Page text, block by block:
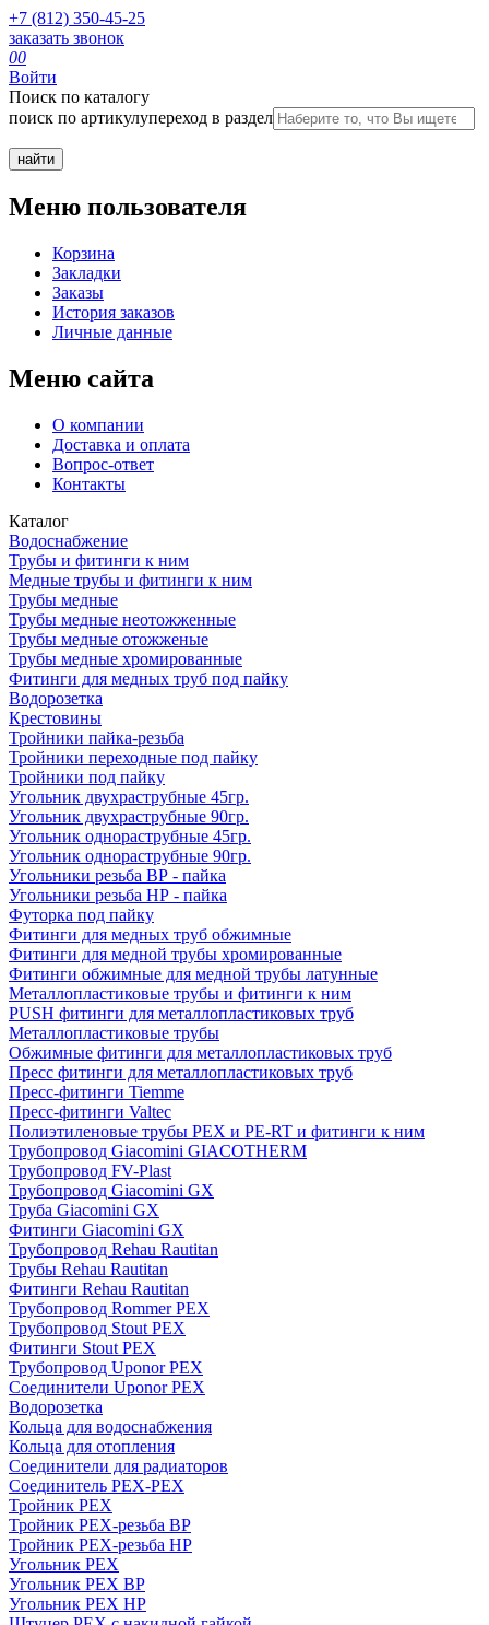
+7 (812) 350-45-25
заказать звонок
00
Войти
Поиск по каталогу
поиск по артикулупереход в раздел
Меню пользователя
Корзина
Закладки
Заказы
История заказов
Личные данные
Меню сайта
О компании
Доставка и оплата
Вопрос-ответ
Контакты
Каталог
Водоснабжение
Трубы и фитинги к ним
Медные трубы и фитинги к ним
Трубы медные
Трубы медные неотожженные
Трубы медные отожженые
Трубы медные хромированные
Фитинги для медных труб под пайку
Водорозетка
Крестовины
Тройники пайка-резьба
Тройники переходные под пайку
Тройники под пайку
Угольник двухраструбные 45гр.
Угольник двухраструбные 90гр.
Угольник однораструбные 45гр.
Угольник однораструбные 90гр.
Угольники резьба ВР - пайка
Угольники резьба НР - пайка
Футорка под пайку
Фитинги для медных труб обжимные
Фитинги для медной трубы хромированные
Фитинги обжимные для медной трубы латунные
Металлопластиковые трубы и фитинги к ним
PUSH фитинги для металлопластиковых труб
Металлопластиковые трубы
Обжимные фитинги для металлопластиковых труб
Пресс фитинги для металлопластиковых труб
Пресс-фитинги Tiemme
Пресс-фитинги Valtec
Полиэтиленовые трубы PEX и PE-RT и фитинги к ним
Трубопровод Giacomini GIACOTHERM
Трубопровод FV-Plast
Трубопровод Giacomini GX
Труба Giacomini GX
Фитинги Giacomini GX
Трубопровод Rehau Rautitan
Трубы Rehau Rautitan
Фитинги Rehau Rautitan
Трубопровод Rommer PEX
Трубопровод Stout PEX
Фитинги Stout PEX
Трубопровод Uponor PEX
Соединители Uponor PEX
Водорозетка
Кольца для водоснабжения
Кольца для отопления
Соединители для радиаторов
Соединитель PEX-PEX
Тройник PEX
Тройник PEX-резьба ВР
Тройник PEX-резьба НР
Угольник PEX
Угольник PEX ВР
Угольник PEX НР